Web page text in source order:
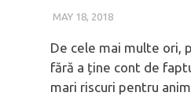
MAY 18, 2018
De cele mai multe ori,
fără a ține cont de
mari riscuri pentru